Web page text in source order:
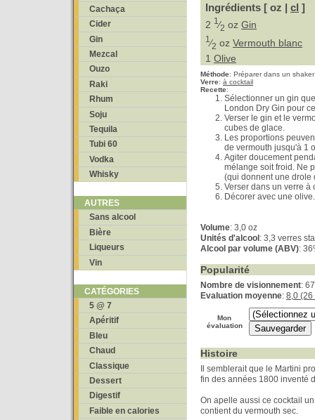
Cachaça
Cider
Gin
Mezcal
Ouzo
Raki
Rhum
Soju
Tequila
Tubi 60
Vodka
Whisky
AUTRES
Sans alcool
Bière
Liqueurs
Vin
CATÉGORIES
5 @ 7
Apéritif
Bleu
Chaud
Classique
Dessert
Digestif
Faible en calories
Ingrédients [ oz | cl ]
2 1 ⁄2 oz Gin
1 ⁄2 oz Vermouth blanc
1 Olive
Méthode: Préparer dans un shaker
Verre: à cocktail
Recette:
Sélectionner un gin
London Dry Gin pour
Verser le gin et le
cubes de glace.
Les proportions
de vermouth jusqu'à 1
Agiter doucement
mélange soit froid. Ne
(qui donnent une drole
Verser dans un verre à
Décorer avec une olive.
Volume: 3,0 oz
Unités d'alcool : 3,3 verres
Alcool par volume (ABV):
Popularité
Nombre de visionnement:
Evaluation moyenne: 8,0
Mon
évaluation
Histoire
Il semblerait que le Martini
fin des années 1800 inventé
On apelle aussi ce cocktail
contient du vermouth sec.